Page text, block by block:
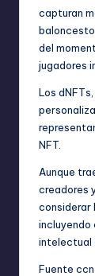
capturan
baloncesto
del
jugadores
Los
NFT.
Aunque
creadores
considerar
incluyendo
intelectual
Fuente